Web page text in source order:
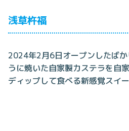
浅草杵福
2024年2月6日オープンしたば
うに焼いた自家製カステラを自
ディップして食べる新感覚スイー